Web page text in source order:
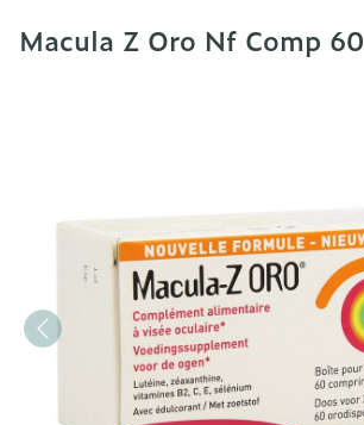
Macula Z Oro Nf Comp 60